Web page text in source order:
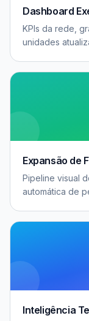
Dashboard
KPIs da rede,
unidades
Expansão de
Pipeline visual
automática de
Inteligência